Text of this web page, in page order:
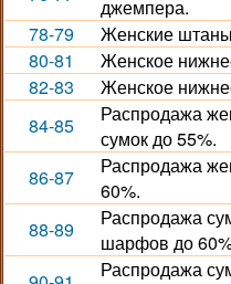
джемпера.
78-79
Женские
80-81
Женское
82-83
Женское
84-85
Распродажа
сумок до 55%.
86-87
Распродажа
60%.
88-89
Распродажа
шарфов до
Распродажа